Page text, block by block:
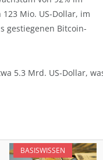
Mio. US-Dollar, im
gestiegenen Bitcoin-
5.3 Mrd. US-Dollar,
BASISWISSEN